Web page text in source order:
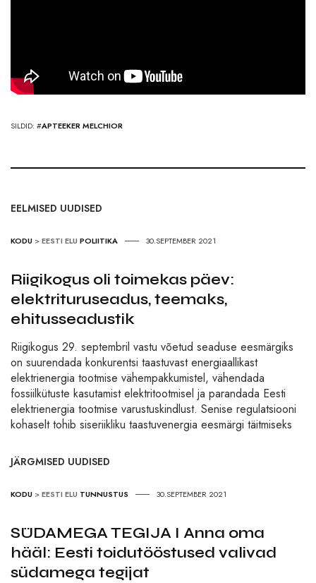
SILDID: #APTEEKER MELCHIOR
EELMISED UUDISED
KODU >EESTI ELU POLIITIKA 30.SEPTEMBER 2021
Riigikogus oli toimekas päev:
elektrituruseadus, teemaks,
ehitusseadustik
Riigikogus 29. septembril vastu võetud seaduse eesmärgiks
on suurendada konkurentsi taastuvast energiaallikast
elektrienergia tootmise vähempakkumistel, vähendada
fossiilkütuste kasutamist elektritootmisel ja parandada Eesti
elektrienergia tootmise varustuskindlust. Senise regulatsiooni
kohaselt tohib siseriikliku taastuvenergia eesmärgi täitmiseks
JÄRGMISED UUDISED
KODU >EESTI ELU TUNNUSTUS 30.SEPTEMBER 2021
SÜDAMEGA TEGIJA I Anna oma
hääl: Eesti toidutööstused valivad
südamega tegijat